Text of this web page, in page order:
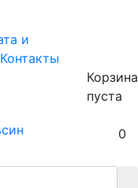
и
Контакты
Корзина
пуста
0